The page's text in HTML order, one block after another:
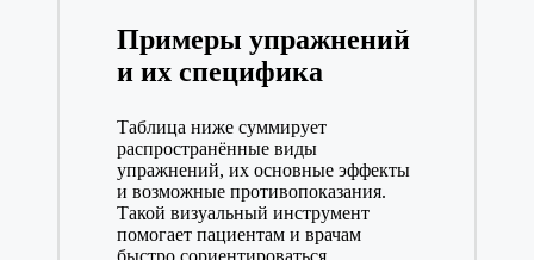
Примеры упражнений
и их специфика
Таблица ниже суммирует
распространённые виды
упражнений, их основные эффекты
и возможные противопоказания.
Такой визуальный инструмент
помогает пациентам и врачам